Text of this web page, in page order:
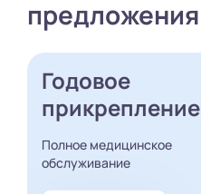
предложения
Годовое
прикрепление
Полное медицинское
обслуживание